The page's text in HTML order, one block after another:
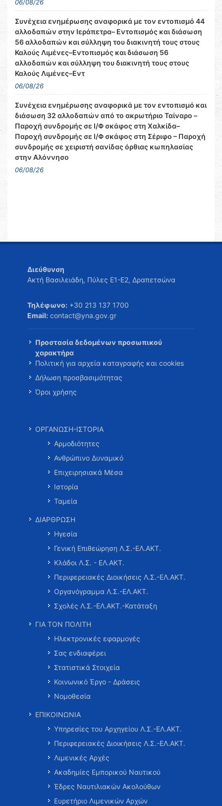
06/08/26
Συνέχεια ενημέρωσης αναφορικά με τον εντοπισμό 44
αλλοδαπών στην Ιεράπετρα– Εντοπισμός και διάσωση
56 αλλοδαπών και σύλληψη του διακινητή τους στους
Καλούς Λιμένες–Εντοπισμός και διάσωση 56
αλλοδαπών και σύλληψη του διακινητή τους στους
Καλούς Λιμένες–Εντ
06/08/26
Συνέχεια ενημέρωσης αναφορικά με τον εντοπισμό και
διάσωση 32 αλλοδαπών από το ακρωτήριο Ταίναρο –
Παροχή συνδρομής σε Ι/Φ σκάφος στη Χαλκίδα–
Παροχή συνδρομής σε Ι/Φ σκάφος στη Σέριφο – Παροχή
συνδρομής σε χειριστή σανίδας όρθιας κωπηλασίας
στην Αλόννησο
06/08/26
Διεύθυνση
Ακτή Βασιλειάδη, Πύλες Ε1-Ε2, Δραπετσώνα
Τηλέφωνο: +30 213 137 1700
Email: contact@yna.gov.gr
Προστασία δεδομένων προσωπικού
χαρακτήρα
Πολιτική για αρχεία καταγραφής και cookies
Δήλωση προσβασιμότητας
Όροι χρήσης
ΟΡΓΑΝΩΣΗ-ΙΣΤΟΡΙΑ
Αρμοδιότητες
Ανθρώπινο Δυναμικό
Επιχειρησιακά Μέσα
Ιστορία
Ταμεία
ΔΙΑΡΘΡΩΣΗ
Ηγεσία
Γενική Επιθεώρηση Λ.Σ.-ΕΛ.ΑΚΤ.
Κλάδοι Λ.Σ. - ΕΛ.ΑΚΤ.
Περιφερειακές Διοικήσεις Λ.Σ.-ΕΛ.ΑΚΤ.
Οργανόγραμμα Λ.Σ.-ΕΛ.ΑΚΤ.
Σχολές Λ.Σ.-ΕΛ.ΑΚΤ.-Κατάταξη
ΓΙΑ ΤΟΝ ΠΟΛΙΤΗ
Ηλεκτρονικές εφαρμογές
Σας ενδιαφέρει
Στατιστικά Στοιχεία
Κοινωνικό Έργο - Δράσεις
Νομοθεσία
ΕΠΙΚΟΙΝΩΝΙΑ
Υπηρεσίες του Αρχηγείου Λ.Σ.-ΕΛ.ΑΚΤ.
Περιφερειακές Διοικήσεις Λ.Σ.-ΕΛ.ΑΚΤ.
Λιμενικές Αρχές
Ακαδημίες Εμπορικού Ναυτικού
Έδρες Ναυτιλιακών Ακολούθων
Ευρετήριο Λιμενικών Αρχών